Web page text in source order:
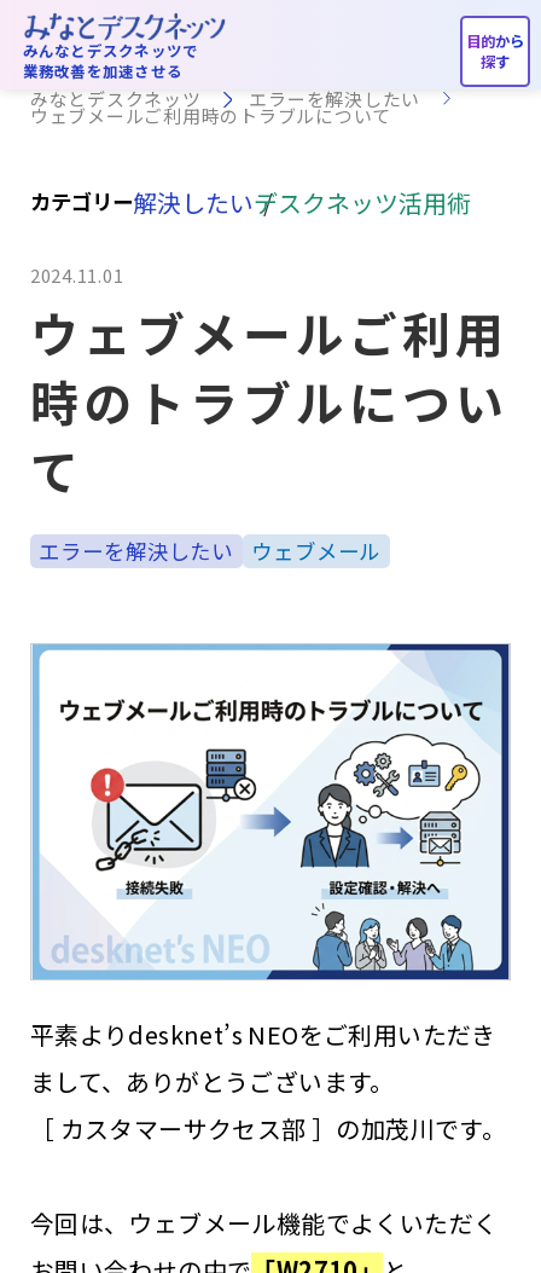
みんなとデスクネッツで
業務改善を加速させる
エラーを解決したい
みなとデスクネッツ エラーを解決したい
ウェブメールご利用時のトラブルについて
カテゴリー解決したいデスクネッツ活用術
2024.11.01
ウェブメールご利用
時のトラブルについ
て
エラーを解決したい ウェブメール
平素よりdesknet’s NEOをご利用いただき
まして、ありがとうございます。
［ カスタマーサクセス部 ］の加茂川です。
今回は、ウェブメール機能でよくいただく